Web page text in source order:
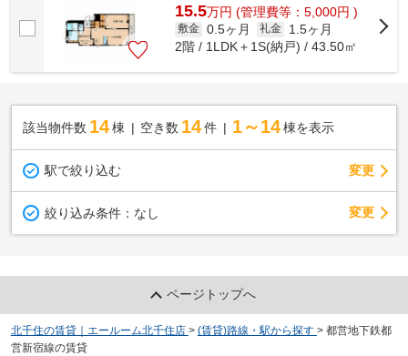
15.5万円 (管理費等：5,000円 )
敷金 0.5ヶ月 礼金
1.5ヶ月
2階 / 1LDK＋1S(納戸) / 43.50㎡
該当物件数 14棟 空き数 14 件 1～14 棟を表示
駅で絞り込む 変更
絞り込み条件： なし 変更
ページトップへ
北千住の賃貸｜エールーム北千住店 > (賃貸)路線・駅から探す > 都営地下鉄都
営新宿線の賃貸